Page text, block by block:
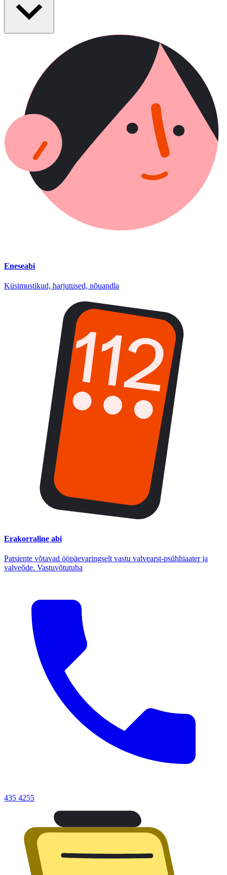
Eneseabi
Küsimustikud, harjutused, nõuandla
Erakorraline abi
Patsiente võtavad ööpäevaringselt vastu valvearst-psühhiaater ja
valveõde. Vastuvõtutuba
435 4255